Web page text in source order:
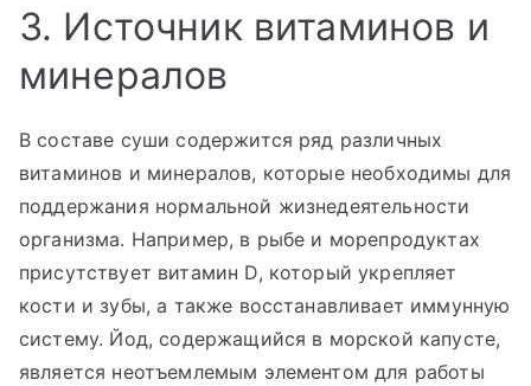
3. Источник витаминов и
минералов
В составе суши содержится ряд различных
витаминов и минералов, которые необходимы для
поддержания нормальной жизнедеятельности
организма. Например, в рыбе и морепродуктах
присутствует витамин D, который укрепляет
кости и зубы, а также восстанавливает иммунную
систему. Йод, содержащийся в морской капусте,
является неотъемлемым элементом для работы